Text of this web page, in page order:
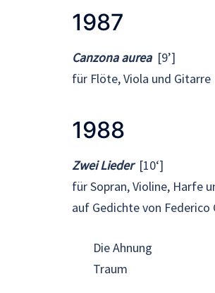
1987
Canzona aurea[9’]
für Flöte, Viola und Gitarre
1988
Zwei Lieder [10‘]
für Sopran, Violine, Harfe
auf Gedichte von
Die Ahnung
Traum